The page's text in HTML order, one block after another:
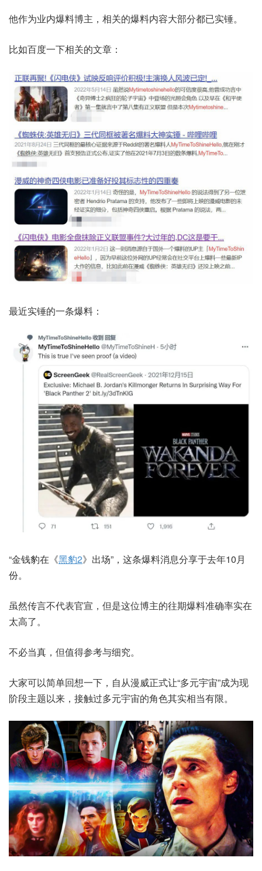
他作为业内爆料博主，相关的爆料内容大部分都已实锤。
比如百度一下相关的文章：
最近实锤的一条爆料：
“金钱豹在《黑豹2》出场”，这条爆料消息分享于去年10月
份。
虽然传言不代表官宣，但是这位博主的往期爆料准确率实在
太高了。
不必当真，但值得参考与细究。
大家可以简单回想一下，自从漫威正式让“多元宇宙”成为现
阶段主题以来，接触过多元宇宙的角色其实相当有限。